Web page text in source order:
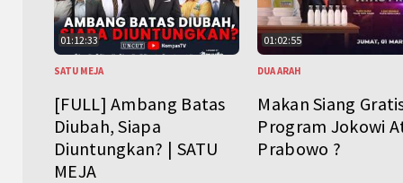
01:12:33
SATU MEJA
[FULL] Ambang Batas
Diubah, Siapa
Diuntungkan? | SATU
MEJA
01:02:55
DUA ARAH
Makan Siang
Program Jokowi
Prabowo ?